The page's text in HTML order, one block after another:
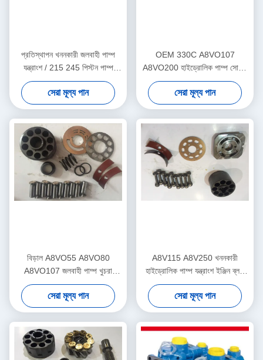
প্রতিস্থাপন খননকারী জলবাহী পাম্প
যন্ত্রাংশ / 215 245 পিস্টন পাম্প
যন্ত্রাংশ
সেরা মূল্য পান
OEM 330C A8VO107
A8VO200 হাইড্রোলিক পাম্প সোয়াশ
প্লেট
সেরা মূল্য পান
বিড়াল A8VO55 A8VO80
A8VO107 জলবাহী পাম্প খুচরা
যন্ত্রাংশ 5 মাসের ওয়্যারেন্টি
সেরা মূল্য পান
A8V115 A8V250 খননকারী
হাইড্রোলিক পাম্প যন্ত্রাংশ ইঞ্জিন ব্লক
পিস্তন ist
সেরা মূল্য পান